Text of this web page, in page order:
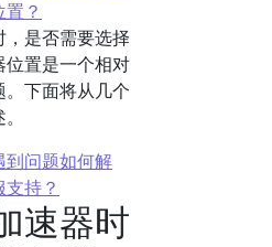
？
是否需要选择
位置是一个相对
下面将从几个
到问题如何解
持？
速器时